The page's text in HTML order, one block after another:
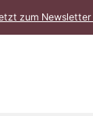
zum Newsletter